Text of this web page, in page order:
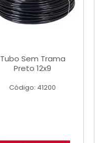
Tubo Sem Trama
Preto 12x9
Código: 41200